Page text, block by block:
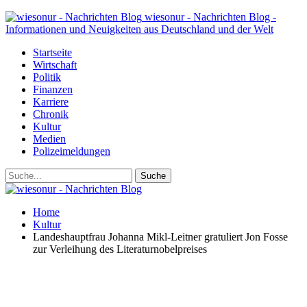
wiesonur - Nachrichten Blog -
Informationen und Neuigkeiten aus Deutschland und der Welt
Startseite
Wirtschaft
Politik
Finanzen
Karriere
Chronik
Kultur
Medien
Polizeimeldungen
Home
Kultur
Landeshauptfrau Johanna Mikl-Leitner gratuliert Jon Fosse
zur Verleihung des Literaturnobelpreises